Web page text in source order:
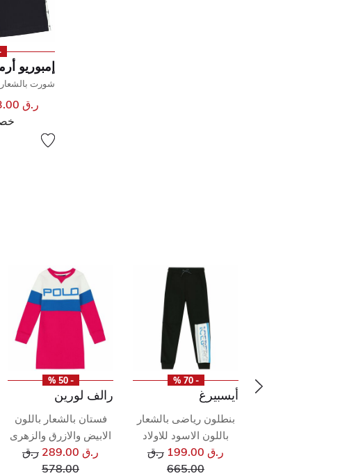
إمبوريو
شورت بالشعار
ر.ق 373.00
خصم
سعر مخفض من
- 70 %
أيسبيرغ
بنطلون رياضى بالشعار
باللون الاسود للاولاد
ر.ق 199.00 سعر مخفض من
ر.ق
665.00إلى
- 50 %
رالف لورين
فستان بالشعار باللون
الابيض والازرق والزهرى
ر.ق 289.00 سعر
ر.ق
578.00إلى